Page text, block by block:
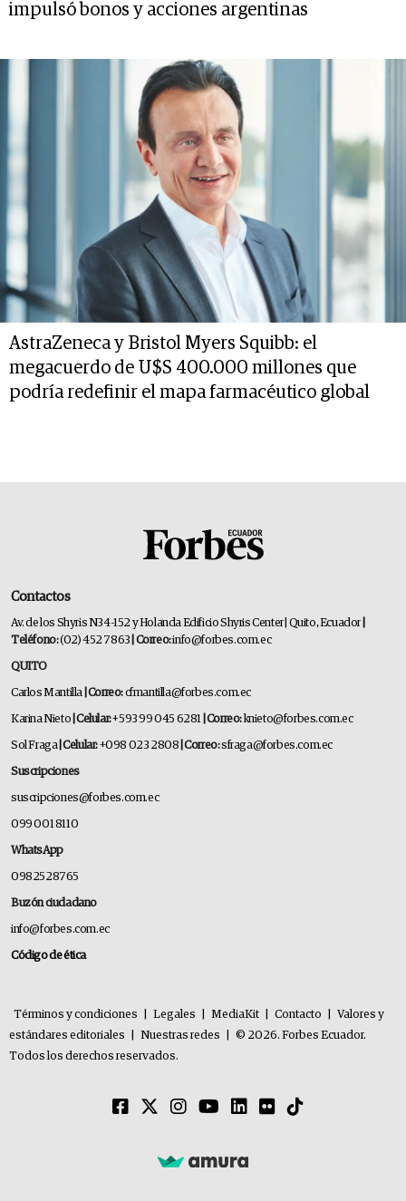
impulsó bonos y acciones argentinas
AstraZeneca y Bristol Myers Squibb: el
megacuerdo de U$S 400.000 millones que
podría redefinir el mapa farmacéutico global
Contactos
Av. de los Shyris N34-152 y Holanda Edificio Shyris Center | Quito, Ecuador
Teléfono:(02) 452 7863 | Correo:info@forbes.com.ec
QUITO
Carlos Mantilla | Correo:cfmantilla@forbes.com.ec
Karina Nieto | Celular:+593 99 045 6281 | Correo: knieto@forbes.com.ec
Sol Fraga | Celular:+098 023 2808 | Correo:sfraga@forbes.com.ec
Suscripciones
suscripciones@forbes.com.ec
099 001 8110
WhatsApp
0982528765
Buzón ciudadano
info@forbes.com.ec
Código de ética
Términos y condiciones Legales MediaKit Contacto
Valores y
estándares editoriales
Nuestras redes
© 2026. Forbes Ecuador.
Todos los derechos reservados.